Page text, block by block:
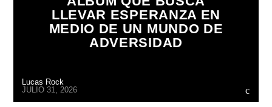
LLEVAR ESPERANZA EN
MEDIO DE UN MUNDO DE
ADVERSIDAD
Lucas Rock
JULIO 31, 2026